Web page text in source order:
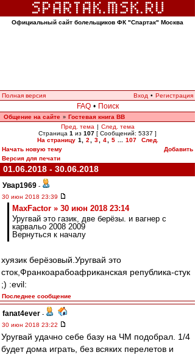
Официальный сайт болельщиков ФК "Спартак" Москва
Полная версия Вход • Регистрация
FAQ • Поиск
Общение на сайте » Гостевая книга ВВ
Пред. тема | След. тема
Страница 1 из 107 [ Сообщений: 5337 ]
На страницу 1 2 3 4 5 107
След.
Начать новую тему
Добавить
Версия для печати
01.06.2018 - 30.06.2018
Увар1969 -
30 июн 2018 23:39
MaxFactor » 30 июн 2018 23:14
Уругвай это газик, две берёзы. и вагнер с
карвальо 2008 2009
Вернуться к началу
хуязик берёзовый.Уругвай это
сток,Франкоарабоафриканская република-стук
;) :evil:
Последнее сообщение
fanat4ever -
30 июн 2018 23:22
Уругвай удачно себе базу на ЧМ подобрал. 1/4
будет дома играть, без всяких перелетов и